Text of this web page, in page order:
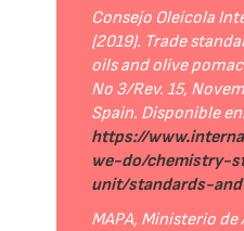
Consejo Oleícola
(2019). Trade
oils and olive
No 3/Rev. 15,
Spain. Disponible
https://
we-do/chemistry-
unit/standards-
MAPA, Ministerio